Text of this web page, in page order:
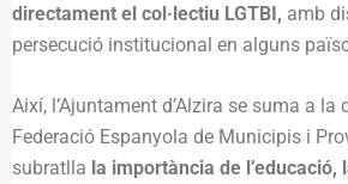
directament el col·lectiu LGTBI, amb
persecució institucional en alguns
Així, l’Ajuntament d’Alzira se suma a la
Federació Espanyola de Municipis i
subratlla la importància de